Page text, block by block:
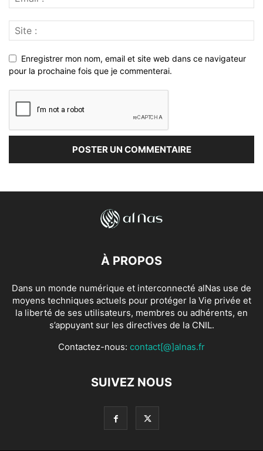
Enregistrer mon nom, email et site web dans ce navigateur
pour la prochaine fois que je commenterai.
À PROPOS
Dans un monde numérique et interconnecté alNas use de
moyens techniques actuels pour protéger la Vie privée et
la liberté de ses utilisateurs, membres ou adhérents, en
s’appuyant sur les directives de la CNIL.
Contactez-nous: contact[@]alnas.fr
SUIVEZ NOUS